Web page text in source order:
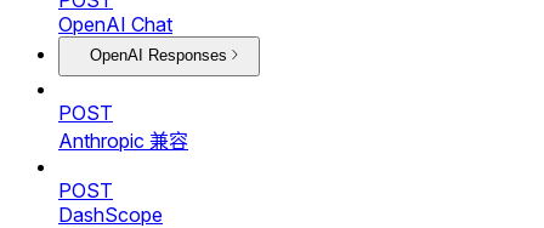
OpenAI Chat
OpenAI Responses
POST
Anthropic 兼容
POST
DashScope